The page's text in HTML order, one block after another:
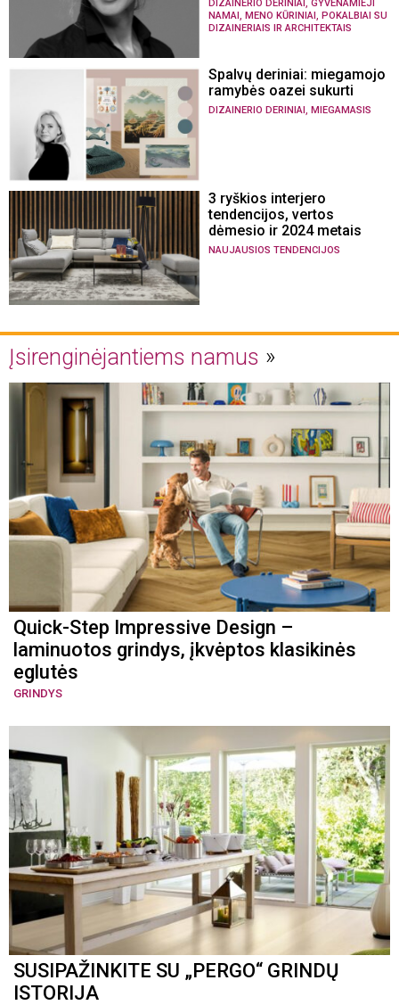
DIZAINERIO DERINIAI
GYVENAMIEJI
NAMAI , MENO KŪRINIAI , POKALBIAI SU
DIZAINERIAIS IR ARCHITEKTAIS
Spalvų deriniai: miegamojo
ramybės oazei sukurti
DIZAINERIO DERINIAI , MIEGAMASIS
3 ryškios interjero
tendencijos, vertos
dėmesio ir 2024 metais
NAUJAUSIOS TENDENCIJOS
Įsirenginėjantiems namus
Quick-Step Impressive Design –
laminuotos grindys, įkvėptos klasikinės
eglutės
GRINDYS
SUSIPAŽINKITE SU „PERGO“ GRINDŲ
ISTORIJA